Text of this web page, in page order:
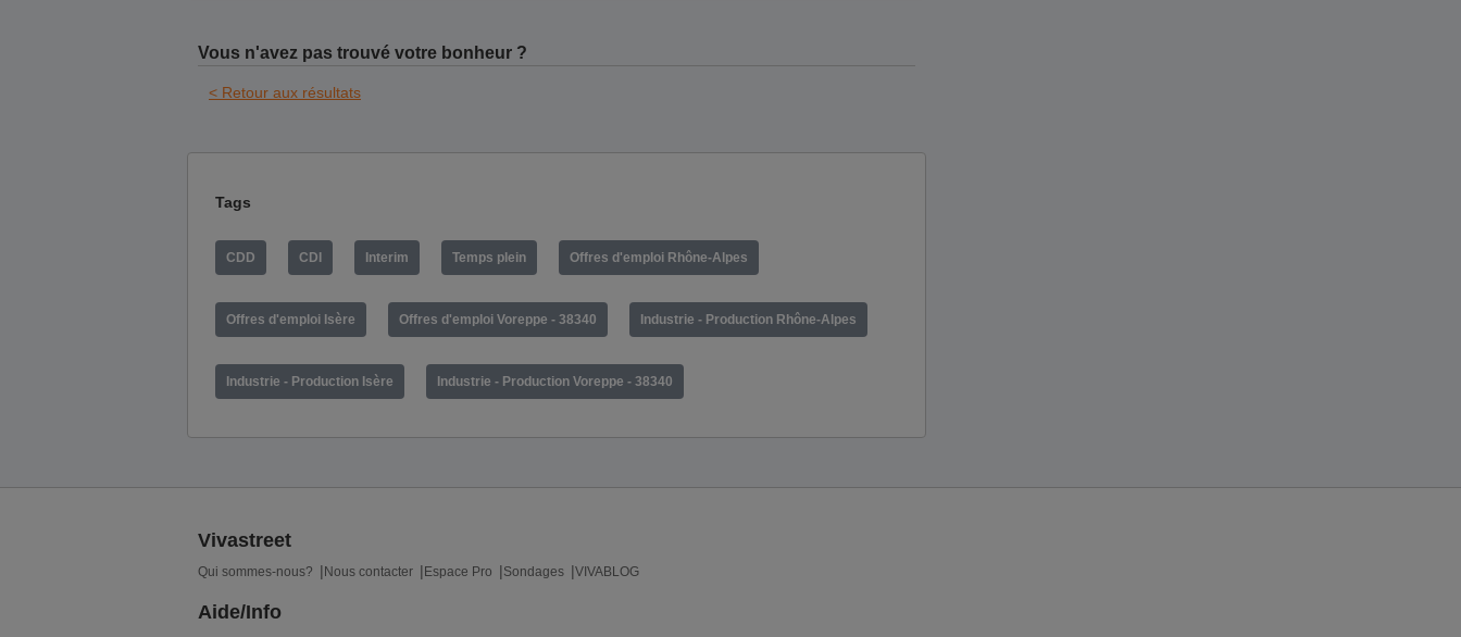
Vous n'avez pas trouvé votre bonheur ?
< Retour aux résultats
Tags
CDD CDI Interim Temps plein Offres d'emploi Rhône-Alpes
Offres d'emploi Isère Offres d'emploi Voreppe - 38340 Industrie - Production Rhône-Alpes
Industrie - Production Isère Industrie - Production Voreppe - 38340
Vivastreet
Qui sommes-nous? Nous contacter Espace Pro Sondages VIVABLOG
Aide/Info